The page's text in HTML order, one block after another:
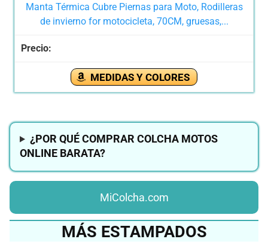
Manta Térmica Cubre Piernas para Moto, Rodilleras
de invierno for motocicleta, 70CM, gruesas,...
MEDIDAS Y COLORES
¿POR QUÉ COMPRAR COLCHA MOTOS
ONLINE BARATA?
MiColcha.com
MÁS ESTAMPADOS